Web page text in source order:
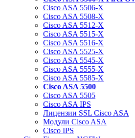
Cisco ASA 5506-X
Cisco ASA 5508-X
Cisco ASA 5512-X
Cisco ASA 5515-X
Cisco ASA 5516-X
Cisco ASA 5525-X
Cisco ASA 5545-X
Cisco ASA 5555-X
Cisco ASA 5585-X
Cisco ASA 5500
Cisco ASA 5505
Cisco ASA IPS
Лицензии SSL Cisco ASA
Модули Cisco ASA
Cisco IPS